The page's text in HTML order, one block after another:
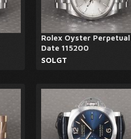
Rolex Oyster Perpetual
Date 115200
SOLGT